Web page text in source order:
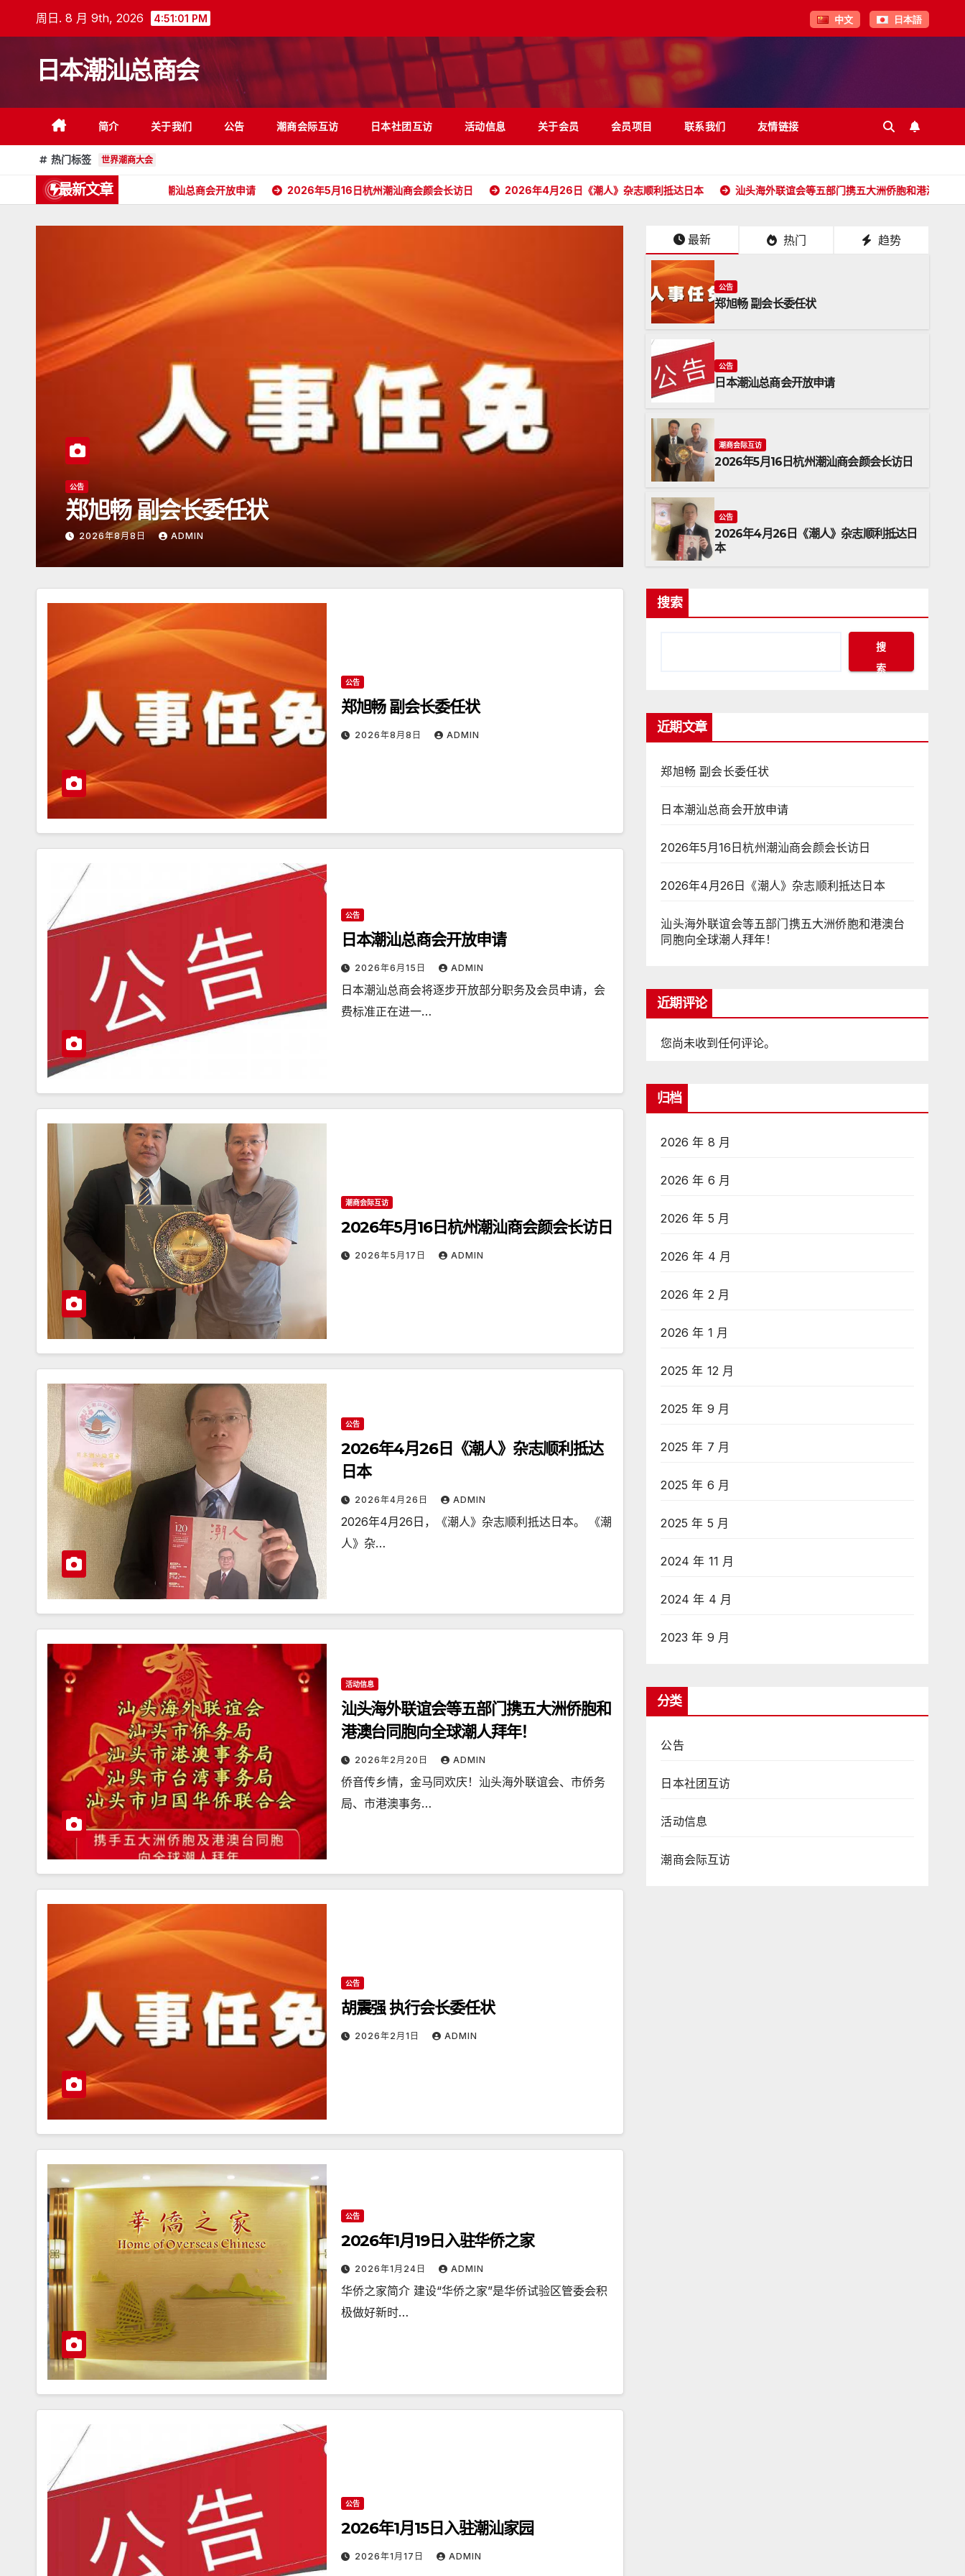
周日. 8 月 9th, 2026 4:51:02 PM 中文 日本語
日本潮汕总商会
简介 关于我们 公告 潮商会际互访 日本社团互访 活动信息 关于会员 会员项目 联系我们 友情链接
热门标签 世界潮商大会
最新文章
长委任状 日本潮汕总商会开放申请 2026年5月16日杭州潮汕商会颜会长访日 2026年4月26日《潮人》杂志顺利抵达日本 汕头海外联谊会等五部门携五大洲侨胞和港澳台同胞向全球潮人拜
郑旭畅 副会长委任状
2026年8月8日 ADMIN
日本潮汕总商会开放申请
2026年6月15日 ADMIN
最新 热门 趋势
公告
郑旭畅 副会长委任状
公告
日本潮汕总商会开放申请
潮商会际互访
2026年5月16日杭州潮汕商会颜会长访日
公告
2026年4月26日《潮人》杂志顺利抵达日
本
公告
郑旭畅 副会长委任状
2026年8月8日 ADMIN
公告
日本潮汕总商会开放申请
2026年6月15日 ADMIN
日本潮汕总商会将逐步开放部分职务及会员申请，会
费标准正在进一…
潮商会际互访
2026年5月16日杭州潮汕商会颜会长访日
2026年5月17日 ADMIN
公告
2026年4月26日《潮人》杂志顺利抵达
日本
2026年4月26日 ADMIN
2026年4月26日，《潮人》杂志顺利抵达日本。 《潮
人》杂…
活动信息
汕头海外联谊会等五部门携五大洲侨胞和
港澳台同胞向全球潮人拜年！
2026年2月20日 ADMIN
侨音传乡情，金马同欢庆！汕头海外联谊会、市侨务
局、市港澳事务…
公告
胡震强 执行会长委任状
2026年2月1日 ADMIN
公告
2026年1月19日入驻华侨之家
2026年1月24日 ADMIN
华侨之家简介 建设“华侨之家”是华侨试验区管委会积
极做好新时…
公告
2026年1月15日入驻潮汕家园
2026年1月17日 ADMIN
搜索
搜
索
近期文章
郑旭畅 副会长委任状
日本潮汕总商会开放申请
2026年5月16日杭州潮汕商会颜会长访日
2026年4月26日《潮人》杂志顺利抵达日本
汕头海外联谊会等五部门携五大洲侨胞和港澳台
同胞向全球潮人拜年！
近期评论
您尚未收到任何评论。
归档
2026 年 8 月
2026 年 6 月
2026 年 5 月
2026 年 4 月
2026 年 2 月
2026 年 1 月
2025 年 12 月
2025 年 9 月
2025 年 7 月
2025 年 6 月
2025 年 5 月
2024 年 11 月
2024 年 4 月
2023 年 9 月
分类
公告
日本社团互访
活动信息
潮商会际互访